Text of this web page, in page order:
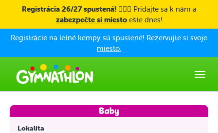
Skip to main content
Registrácia 26/27 spustená! 🤸🏼‍♀️ Pridajte sa k nám a
zabezpečte si miestoešte dnes!
Registrácie na letné kempy sú spustené! Rezervujte si svoje
miesto.
Lokalita